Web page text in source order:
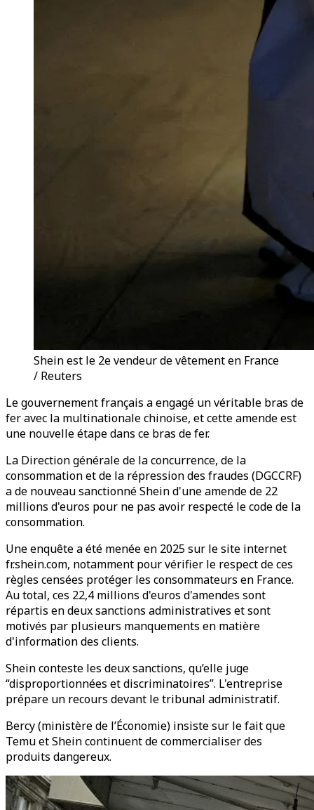
Shein est le 2e vendeur de vêtement en France
/ Reuters
Le gouvernement français a engagé un véritable bras de
fer avec la multinationale chinoise, et cette amende est
une nouvelle étape dans ce bras de fer.
La Direction générale de la concurrence, de la
consommation et de la répression des fraudes (DGCCRF)
a de nouveau sanctionné Shein d'une amende de 22
millions d'euros pour ne pas avoir respecté le code de la
consommation.
Une enquête a été menée en 2025 sur le site internet
fr.shein.com, notamment pour vérifier le respect de ces
règles censées protéger les consommateurs en France.
Au total, ces 22,4 millions d'euros d'amendes sont
répartis en deux sanctions administratives et sont
motivés par plusieurs manquements en matière
d'information des clients.
Shein conteste les deux sanctions, qu’elle juge
“disproportionnées et discriminatoires”. L'entreprise
prépare un recours devant le tribunal administratif.
Bercy (ministère de l’Économie) insiste sur le fait que
Temu et Shein continuent de commercialiser des
produits dangereux.